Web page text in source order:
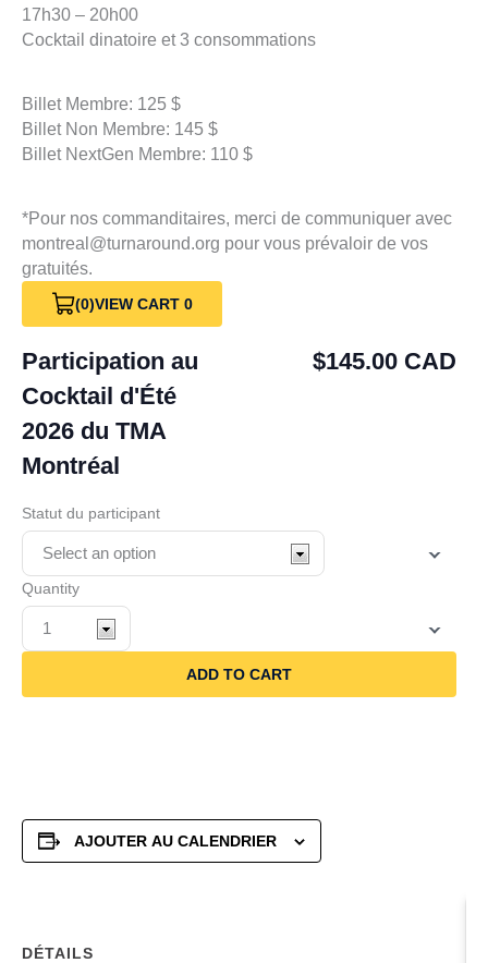
17h30 – 20h00
Cocktail dinatoire et 3 consommations
Billet Membre: 125 $
Billet Non Membre: 145 $
Billet NextGen Membre: 110 $
*Pour nos commanditaires, merci de communiquer avec
montreal@turnaround.org pour vous prévaloir de vos
gratuités.
(0)VIEW CART 0
Participation au
Cocktail d'Été
2026 du TMA
Montréal
$145.00 CAD
Statut du participant
Quantity
ADD TO CART
AJOUTER AU CALENDRIER
DÉTAILS